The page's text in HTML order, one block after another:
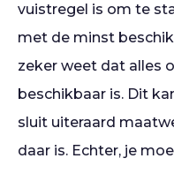
vuistregel is om te
met de minst
zeker weet dat alles
beschikbaar is. Dit
sluit uiteraard
daar is. Echter, je